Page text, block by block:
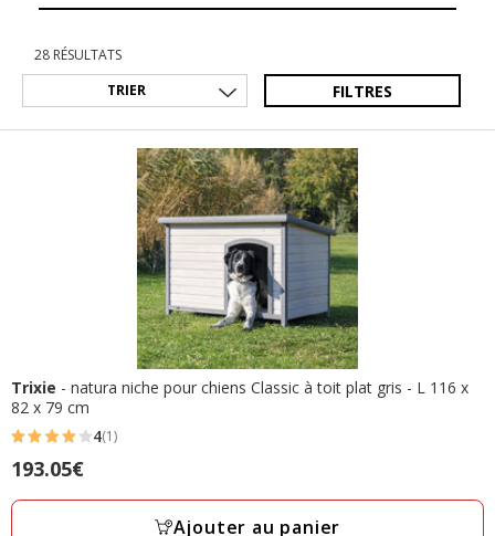
28 RÉSULTATS
FILTRES
Trixie - natura niche pour chiens Classic à toit plat gris - L 116 x
82 x 79 cm
4
étoiles
avec
4(1)
Prix
193.05€
193.05€
Ajouter au panier